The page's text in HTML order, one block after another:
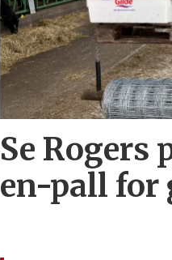
Se
en-pall for